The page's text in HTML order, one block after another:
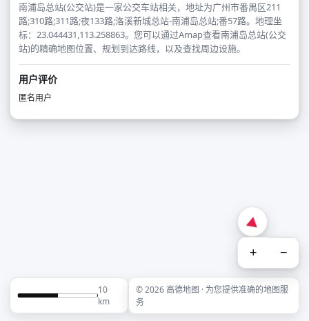
南浦岛总站(公交站)是一家公交车站相关，地址为广州市番禺区211
路;310路;311路;夜133路;洛溪新城总站-南浦岛总站;番57路。地理坐
标：23.044431,113.258863。您可以通过Amap查看南浦岛总站(公交
站)的精确地图位置、规划到达路线，以及查找周边设施。
用户评价
匿名用户
+ −
10
km
© 2026 高德地图 · 为您提供准确的地图服
务